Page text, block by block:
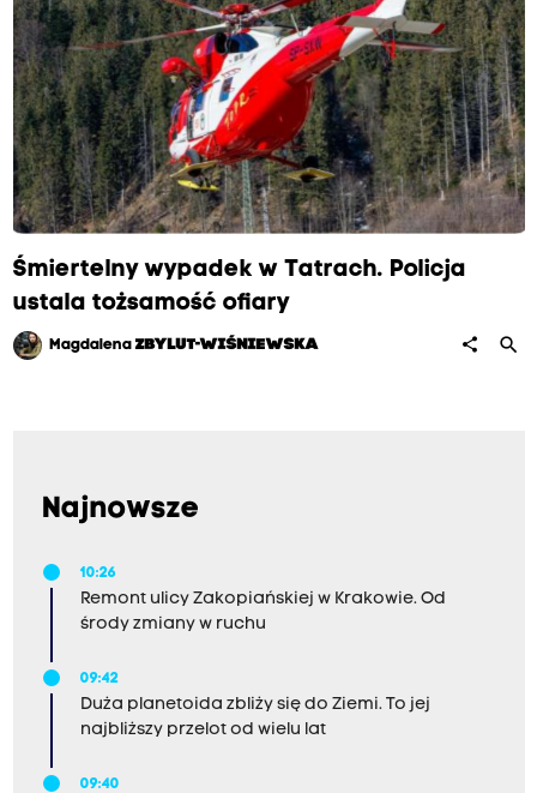
Śmiertelny wypadek w Tatrach. Policja
ustala tożsamość ofiary
MagdalenaZBYLUT-WIŚNIEWSKA share search
Najnowsze
10:26
Remont ulicy Zakopiańskiej w Krakowie. Od
środy zmiany w ruchu
09:42
Duża planetoida zbliży się do Ziemi. To jej
najbliższy przelot od wielu lat
09:40